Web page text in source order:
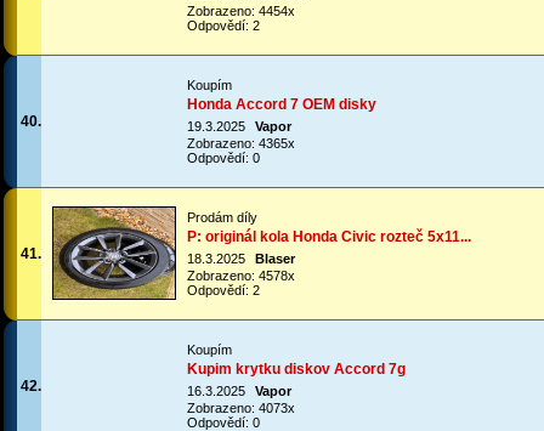
Zobrazeno: 4454x
Odpovědí: 2
40.
Koupím
Honda Accord 7 OEM disky
19.3.2025
Vapor
Zobrazeno: 4365x
Odpovědí: 0
41.
Prodám díly
P: originál kola Honda Civic rozteč 5x11...
18.3.2025
Blaser
Zobrazeno: 4578x
Odpovědí: 2
42.
Koupím
Kupim krytku diskov Accord 7g
16.3.2025
Vapor
Zobrazeno: 4073x
Odpovědí: 0